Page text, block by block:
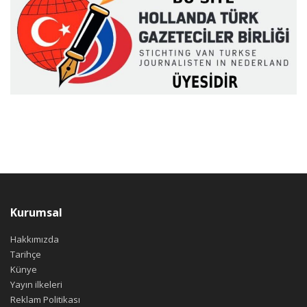
Kurumsal
Hakkımızda
Tarihçe
Künye
Yayın ilkeleri
Reklam Politikası